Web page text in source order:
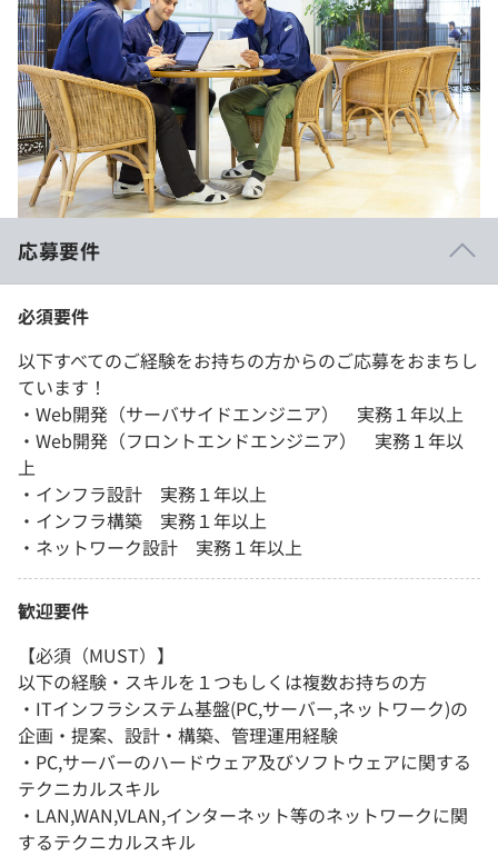
応募要件
必須要件
以下すべてのご経験をお持ちの方からのご応募をおまちし
ています！
・Web開発（サーバサイドエンジニア） 実務１年以上
・Web開発（フロントエンドエンジニア） 実務１年以
上
・インフラ設計 実務１年以上
・インフラ構築 実務１年以上
・ネットワーク設計 実務１年以上
歓迎要件
【必須（MUST）】
以下の経験・スキルを１つもしくは複数お持ちの方
・ITインフラシステム基盤(PC,サーバー,ネットワーク)の
企画・提案、設計・構築、管理運用経験
・PC,サーバーのハードウェア及びソフトウェアに関する
テクニカルスキル
・LAN,WAN,VLAN,インターネット等のネットワークに関
するテクニカルスキル